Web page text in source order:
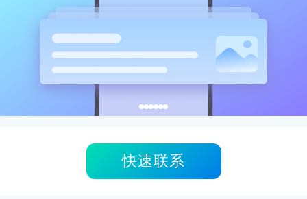
快速联系